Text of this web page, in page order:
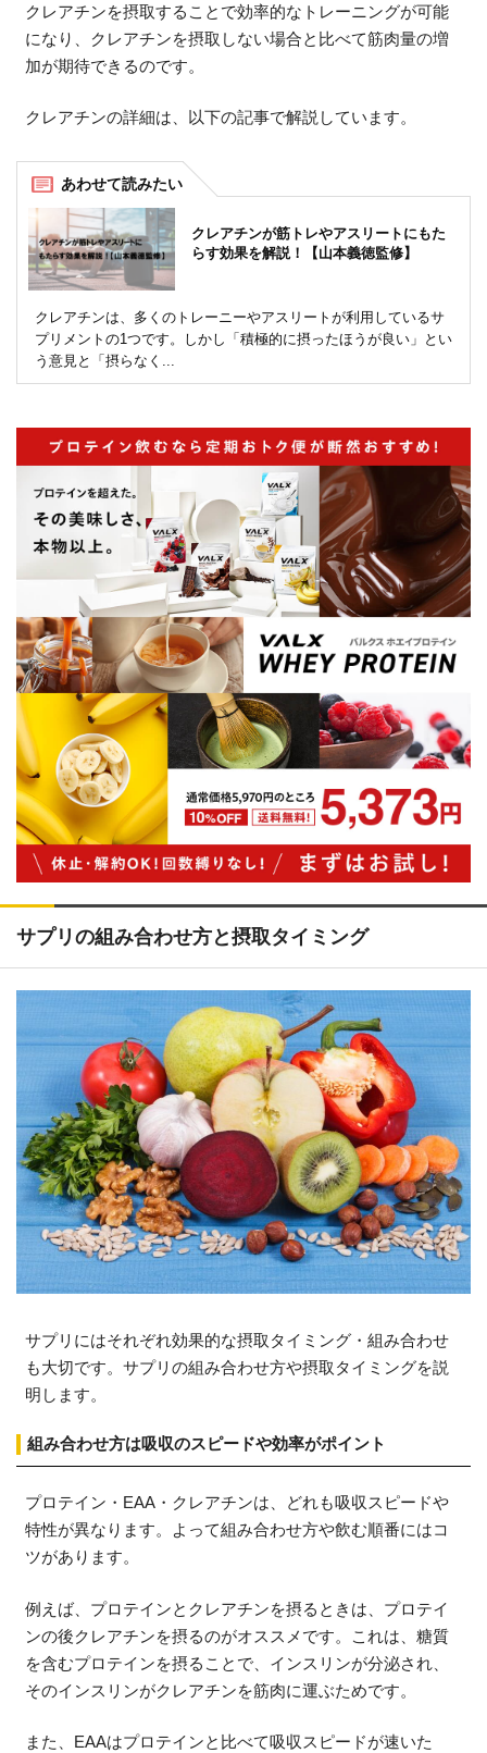
クレアチンを摂取することで効率的なトレーニングが可能
になり、クレアチンを摂取しない場合と比べて筋肉量の増
加が期待できるのです。
クレアチンの詳細は、以下の記事で解説しています。
クレアチンが筋トレやアスリートにもた
らす効果を解説！【山本義徳監修】
クレアチンは、多くのトレーニーやアスリートが利用しているサ
プリメントの1つです。しかし「積極的に摂ったほうが良い」とい
う意見と「摂らなく...
サプリの組み合わせ方と摂取タイミング
サプリにはそれぞれ効果的な摂取タイミング・組み合わせ
も大切です。サプリの組み合わせ方や摂取タイミングを説
明します。
組み合わせ方は吸収のスピードや効率がポイント
プロテイン・EAA・クレアチンは、どれも吸収スピードや
特性が異なります。よって組み合わせ方や飲む順番にはコ
ツがあります。
例えば、プロテインとクレアチンを摂るときは、プロテイ
ンの後クレアチンを摂るのがオススメです。これは、糖質
を含むプロテインを摂ることで、インスリンが分泌され、
そのインスリンがクレアチンを筋肉に運ぶためです。
また、EAAはプロテインと比べて吸収スピードが速いた